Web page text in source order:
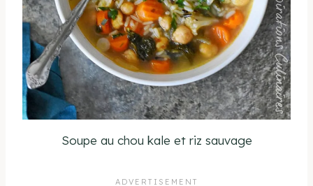
Soupe au chou kale et riz sauvage